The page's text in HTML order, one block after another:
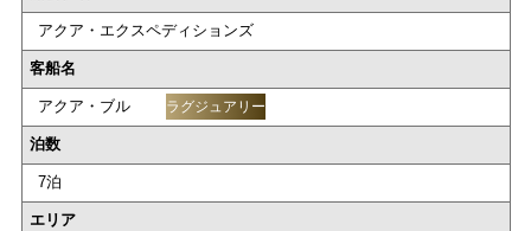
アクア・エクスペディションズ
客船名
アクア・ブル ラグジュアリー
泊数
7泊
エリア